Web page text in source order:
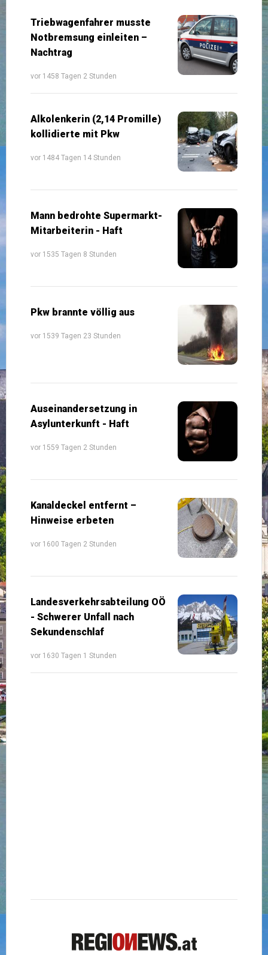
Triebwagenfahrer musste
Notbremsung einleiten –
Nachtrag
vor 1458 Tagen 2 Stunden
Alkolenkerin (2,14 Promille)
kollidierte mit Pkw
vor 1484 Tagen 14 Stunden
Mann bedrohte Supermarkt-
Mitarbeiterin - Haft
vor 1535 Tagen 8 Stunden
Pkw brannte völlig aus
vor 1539 Tagen 23 Stunden
Auseinandersetzung in
Asylunterkunft - Haft
vor 1559 Tagen 2 Stunden
Kanaldeckel entfernt –
Hinweise erbeten
vor 1600 Tagen 2 Stunden
Landesverkehrsabteilung OÖ
- Schwerer Unfall nach
Sekundenschlaf
vor 1630 Tagen 1 Stunden